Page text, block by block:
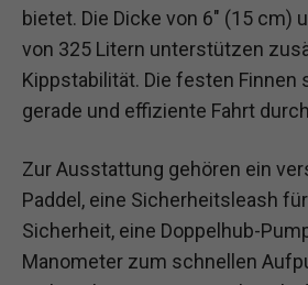
bietet. Die Dicke von 6″ (15 cm)
von 325 Litern unterstützen
Kippstabilität. Die festen Finnen
gerade und effiziente Fahrt
Zur Ausstattung gehören ein
Paddel, eine Sicherheitsleash
Sicherheit, eine Doppelhub-
Manometer zum schnellen